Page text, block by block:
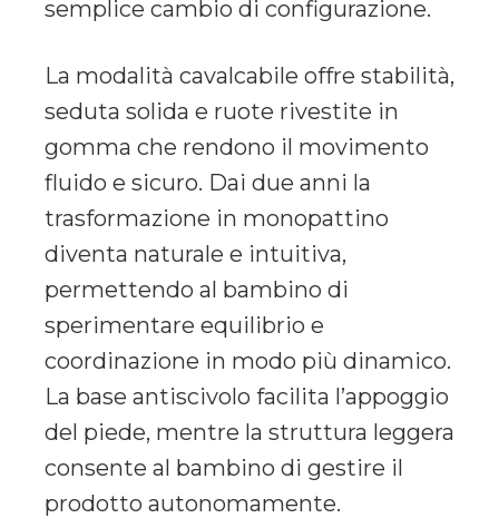
semplice cambio di configurazione.
La modalità cavalcabile offre stabilità,
seduta solida e ruote rivestite in
gomma che rendono il movimento
fluido e sicuro. Dai due anni la
trasformazione in monopattino
diventa naturale e intuitiva,
permettendo al bambino di
sperimentare equilibrio e
coordinazione in modo più dinamico.
La base antiscivolo facilita l’appoggio
del piede, mentre la struttura leggera
consente al bambino di gestire il
prodotto autonomamente.